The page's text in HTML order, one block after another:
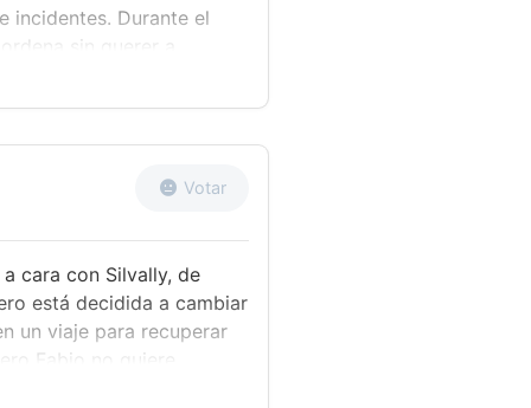
incidentes. Durante el
sin querer a
y el Munchlax de la
habían preparado. De
a Lylia para hacerle
Silvally, le da un
incapaz de tocar
Votar
cara con Silvally, de
está decidida a cambiar
un viaje para recuperar
Fabio no quiere
de Silvally.